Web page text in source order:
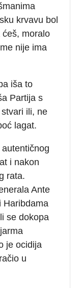
krvavu bol
moralo
nije ima
iša to
Partija s
ili, ne
lagat.
i nakon
rata.
Ante
Haribdama
se dokopa
je ocidija
u